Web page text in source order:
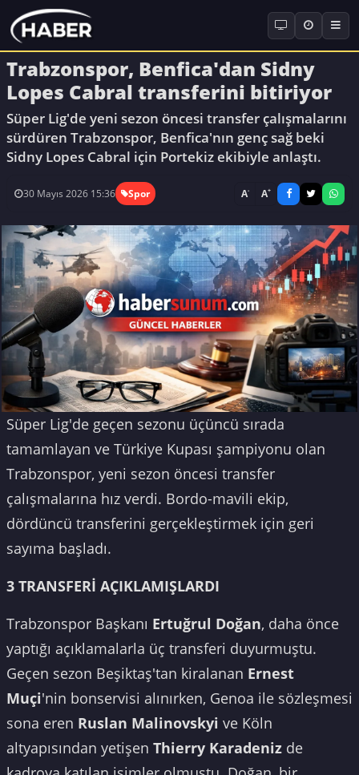
Trabzonspor, Benfica'dan Sidny
Lopes Cabral transferini bitiriyor
Süper Lig'de yeni sezon öncesi transfer çalışmalarını
sürdüren Trabzonspor, Benfica'nın genç sağ beki
Sidny Lopes Cabral için Portekiz ekibiyle anlaştı.
30 Mayıs 2026 15:36 Spor A- A+
Süper Lig'de geçen sezonu üçüncü sırada
tamamlayan ve Türkiye Kupası şampiyonu olan
Trabzonspor, yeni sezon öncesi transfer
çalışmalarına hız verdi. Bordo-mavili ekip,
dördüncü transferini gerçekleştirmek için geri
sayıma başladı.
3 TRANSFERİ AÇIKLAMIŞLARDI
Trabzonspor Başkanı Ertuğrul Doğan, daha önce
yaptığı açıklamalarla üç transferi duyurmuştu.
Geçen sezon Beşiktaş'tan kiralanan Ernest
Muçi'nin bonservisi alınırken, Genoa ile sözleşmesi
sona eren Ruslan Malinovskyi ve Köln
altyapısından yetişen Thierry Karadeniz de